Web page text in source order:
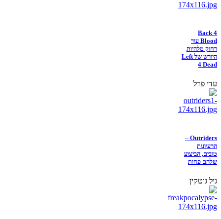
Back 4
Blood עוד
רחוק מלהיות
היורש של Left
4 Dead
עדי פרל
Outriders –
הרעיונות
טובים, הביצוע
שלהם פחות
גיל גוטקין